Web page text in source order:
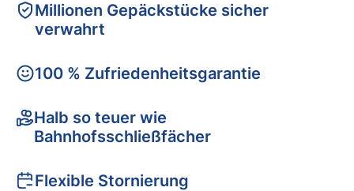
Millionen Gepäckstücke sicher
verwahrt
100 % Zufriedenheitsgarantie
Halb so teuer wie
Bahnhofsschließfächer
Flexible Stornierung